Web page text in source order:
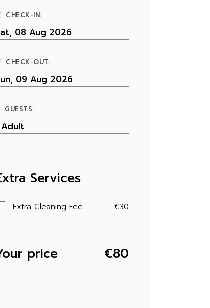
CHECK-IN:
CHECK-OUT:
GUESTS:
Services
Extra Cleaning Fee €30
price €80